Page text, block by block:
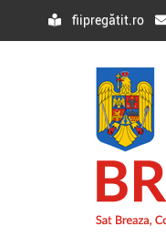
fiipregătit.ro